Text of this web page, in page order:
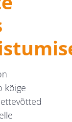
kõige